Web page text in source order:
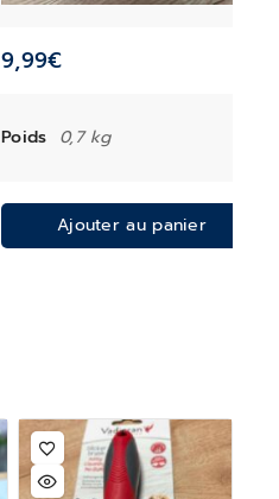
9,99€
Poids 0,7 kg
Ajouter au panier